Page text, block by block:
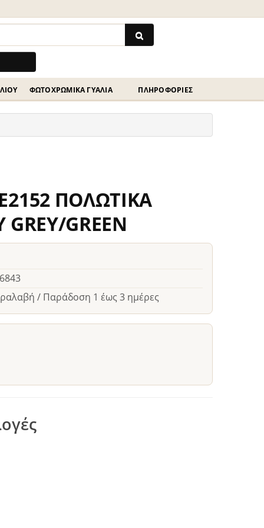
ΦΩΤΟΧΡΩΜΙΚΆ ΓΥΑΛΙΆ ΠΛΗΡΟΦΟΡΙΕΣ
ΠΟΛΩΤΙΚΑ
GREEN
/ Παράδοση 1 έως 3 ημέρες